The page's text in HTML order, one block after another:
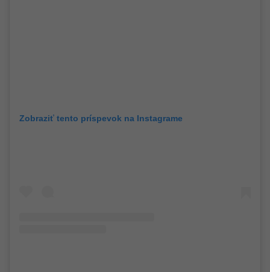
Zobraziť tento príspevok na Instagrame